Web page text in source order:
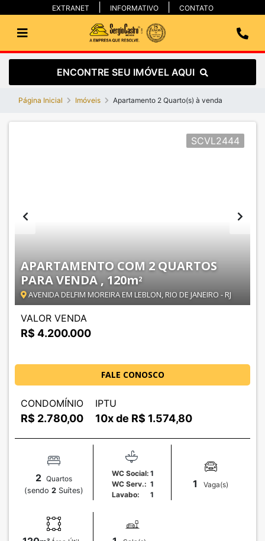
EXTRANET INFORMATIVO CONTATO
ENCONTRE SEU IMÓVEL AQUI
Página Inicial Imóveis Apartamento 2 Quarto(s) à venda
SCVL2444
APARTAMENTO COM 2 QUARTOS
PARA VENDA , 120m2
AVENIDA DELFIM MOREIRA EM LEBLON, RIO DE JANEIRO - RJ
VALOR VENDA
R$ 4.200.000
FALE CONOSCO
CONDOMÍNIO
R$ 2.780,00
IPTU
10x de R$ 1.574,80
2 Quartos
(sendo2 Suítes)
WC Social: 1
WC Serv.: 1
Lavabo:
1
1 Vaga(s)